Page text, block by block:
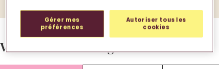
Votre EHPAD en images.
Gérer mes
préférences
Autoriser tous les
cookies